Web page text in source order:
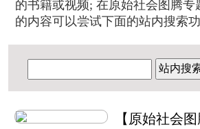
的书籍或视频; 在原始社会图腾专
的内容可以尝试下面的站内搜索功
站内搜
【原始社会